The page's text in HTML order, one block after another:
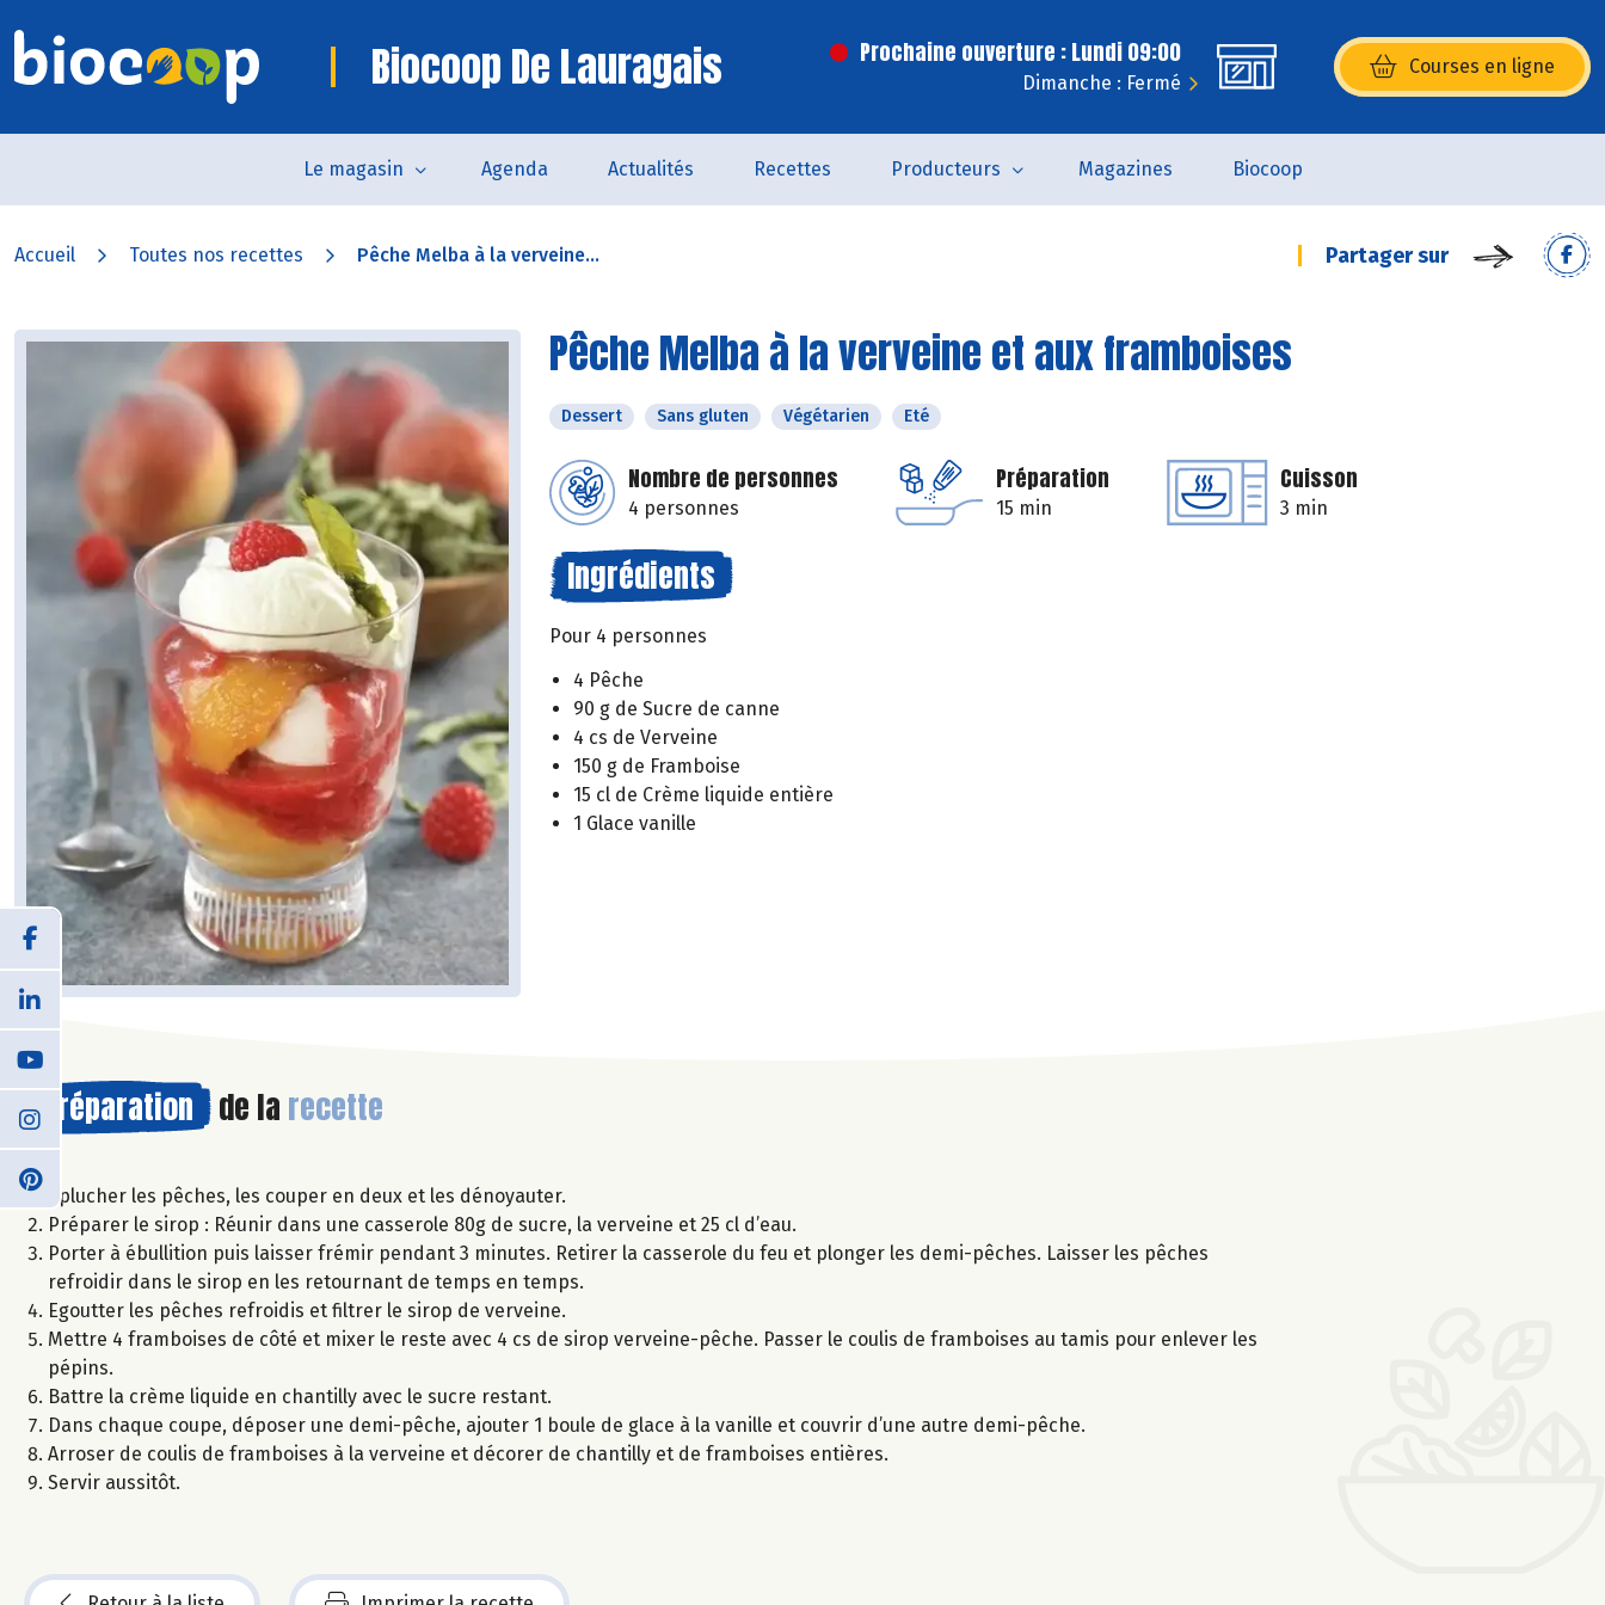
Biocoop De Lauragais Prochaine ouverture : Lundi 09:00
Dimanche : Fermé
Courses en ligne
(s’ouvre dans une nouvelle
Le magasin Agenda Actualités Recettes Producteurs Magazines Biocoop
Accueil Toutes nos recettes Pêche Melba à la verveine... Partager sur
Pêche Melba à la verveine et aux framboises
Dessert Sans gluten Végétarien Eté
Nombre de personnes
4 personnes
Préparation
15 min
Cuisson
3 min
Ingrédients
Pour 4 personnes
4 Pêche
90 g de Sucre de canne
4 cs de Verveine
150 g de Framboise
15 cl de Crème liquide entière
1 Glace vanille
Préparation de la recette
Eplucher les pêches, les couper en deux et les dénoyauter.
Préparer le sirop : Réunir dans une casserole 80g de sucre, la verveine et 25 cl d’eau.
Porter à ébullition puis laisser frémir pendant 3 minutes. Retirer la casserole du feu et plonger les demi-pêches. Laisser les pêches
refroidir dans le sirop en les retournant de temps en temps.
Egoutter les pêches refroidis et filtrer le sirop de verveine.
Mettre 4 framboises de côté et mixer le reste avec 4 cs de sirop verveine-pêche. Passer le coulis de framboises au tamis pour enlever les
pépins.
Battre la crème liquide en chantilly avec le sucre restant.
Dans chaque coupe, déposer une demi-pêche, ajouter 1 boule de glace à la vanille et couvrir d’une autre demi-pêche.
Arroser de coulis de framboises à la verveine et décorer de chantilly et de framboises entières.
Servir aussitôt.